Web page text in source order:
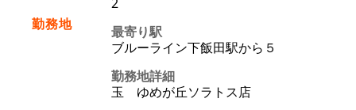
勤務地
最寄り駅
ブルーライン下飯田駅から５
勤務地詳細
玉 ゆめが丘ソラトス店